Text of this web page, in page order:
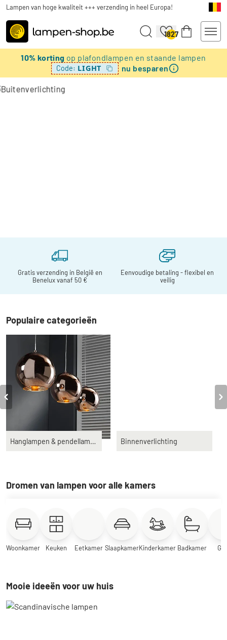
Lampen van hoge kwaliteit +++ verzending in heel Europa!
1827
10% korting op plafondlampen en staande lampen
Code: LIGHT nu besparen
Buitenverlichting
Sfeervolle
buitenverlichting
Gratis verzending in België en
Benelux vanaf 50 €
Eenvoudige betaling - flexibel en
veilig
Populaire categorieën
Hanglampen & pendellampen Binnenverlichting
Dromen van lampen voor alle kamers
Woonkamer Keuken Eetkamer SlaapkamerKinderkamer Badkamer
Mooie ideeën voor uw huis